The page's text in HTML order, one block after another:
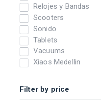
Relojes y Bandas
Scooters
Sonido
Tablets
Vacuums
Xiaos Medellin
Filter by price